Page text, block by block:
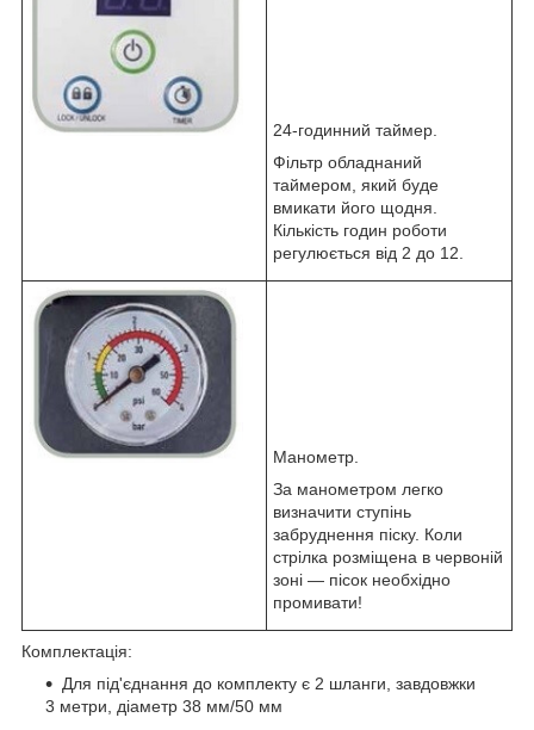
24-годинний таймер.
Фільтр обладнаний
таймером, який буде
вмикати його щодня.
Кількість годин роботи
регулюється від 2 до 12.
Манометр.
За манометром легко
визначити ступінь
забруднення піску. Коли
стрілка розміщена в червоній
зоні — пісок необхідно
промивати!
Комплектація:
Для під'єднання до комплекту є 2 шланги, завдовжки
3 метри, діаметр 38 мм/50 мм